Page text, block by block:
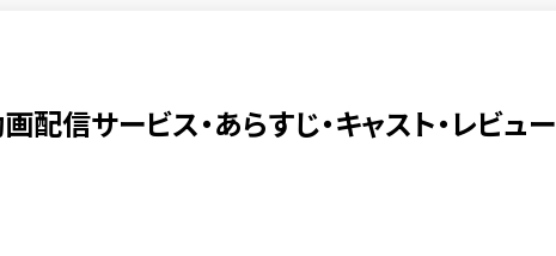
配信サービス・あらすじ・キャスト・レビュー